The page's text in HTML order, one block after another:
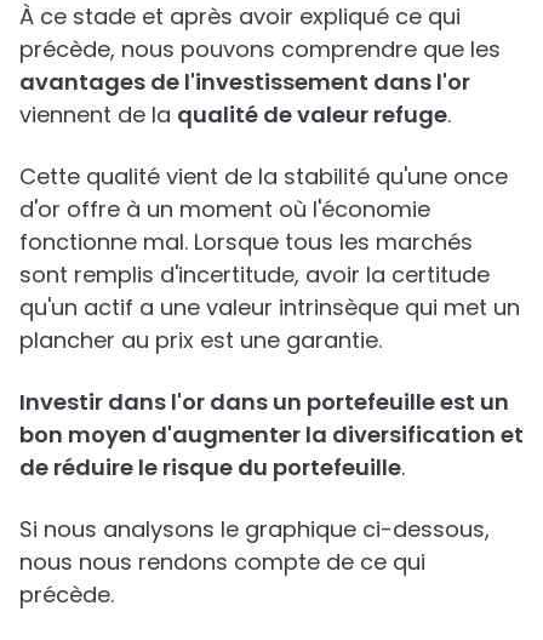
À ce stade et après avoir expliqué ce qui
précède, nous pouvons comprendre que les
avantages de l'investissement dans l'or
viennent de la qualité de valeur refuge.
Cette qualité vient de la stabilité qu'une once
d'or offre à un moment où l'économie
fonctionne mal. Lorsque tous les marchés
sont remplis d'incertitude, avoir la certitude
qu'un actif a une valeur intrinsèque qui met un
plancher au prix est une garantie.
Investir dans l'or dans un portefeuille est un
bon moyen d'augmenter la diversification et
de réduire le risque du portefeuille.
Si nous analysons le graphique ci-dessous,
nous nous rendons compte de ce qui
précède.